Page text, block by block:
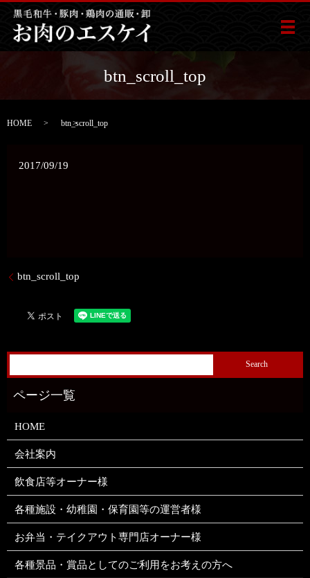
メ
btn_scroll_top
HOME btn_scroll_top
2017/09/19
btn_scroll_top
HOME
会社案内
飲食店等オーナー様
各種施設・幼稚園・保育園等の運営者様
お弁当・テイクアウト専門店オーナー様
各種景品・賞品としてのご利用をお考えの方へ